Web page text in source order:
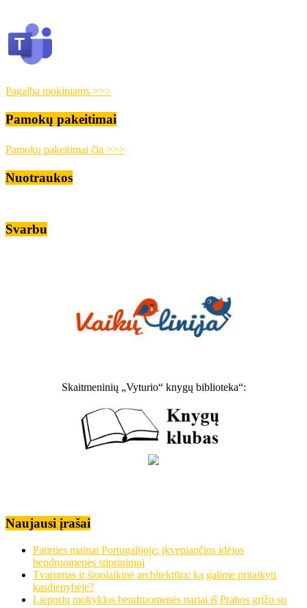
Pagalba mokiniams >>>
Pamokų pakeitimai
Pamokų pakeitimai čia >>>
Nuotraukos
Svarbu
Skaitmeninių „Vyturio“ knygų biblioteka“:
Naujausi įrašai
Patirties mainai Portugalijoje: įkvepiančios idėjos
bendruomenės stiprinimui
Tvarumas ir šiuolaikinė architektūra: ką galime pritaikyti
kasdienybėje?
Lieporių mokyklos bendruomenės nariai iš Prahos grįžo su